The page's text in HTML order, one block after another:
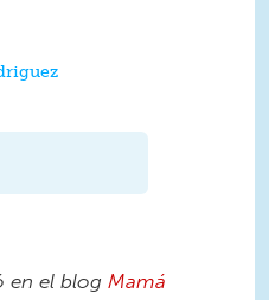
en el blog Mamá